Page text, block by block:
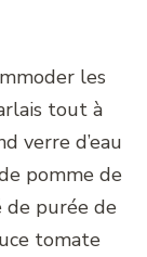
les
tout à
verre d’eau
pomme de
de purée de
tomate